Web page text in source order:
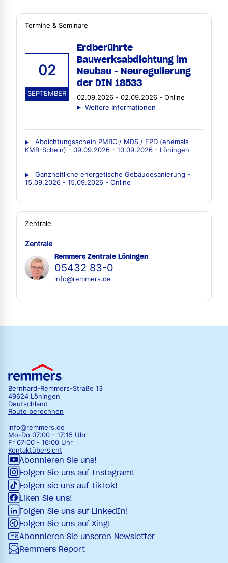
Termine & Seminare
02
SEPTEMBER
Erdberührte
Bauwerksabdichtung im
Neubau - Neuregulierung
der DIN 18533
02.09.2026 - 02.09.2026 - Online
Weitere Informationen
Abdichtungsschein PMBC / MDS / FPD (ehemals
KMB-Schein) - 09.09.2026 - 10.09.2026 - Löningen
Ganzheitliche energetische Gebäudesanierung -
15.09.2026 - 15.09.2026 - Online
Zentrale
Zentrale
Remmers Zentrale Löningen
05432 83-0
info@remmers.de
Bernhard-Remmers-Straße 13
49624 Löningen
Deutschland
Route berechnen
info@remmers.de
Mo-Do 07:00 - 17:15 Uhr
Fr 07:00 - 16:00 Uhr
Kontaktübersicht
Abonnieren Sie uns!
Folgen Sie uns auf Instagram!
Folgen sie uns auf TikTok!
Liken Sie uns!
Folgen Sie uns auf LinkedIn!
Folgen Sie uns auf Xing!
Abonnieren Sie unseren Newsletter
Remmers Report